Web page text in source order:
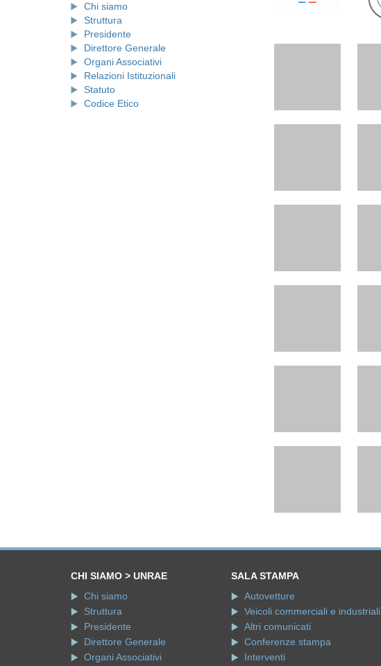
Chi siamo
Struttura
Presidente
Direttore Generale
Organi Associativi
Relazioni Istituzionali
Statuto
Codice Etico
CHI SIAMO > UNRAE
Chi siamo
Struttura
Presidente
Direttore Generale
Organi Associativi
SALA STAMPA
Autovetture
Veicoli commerciali e industriali
Altri comunicati
Conferenze stampa
Interventi